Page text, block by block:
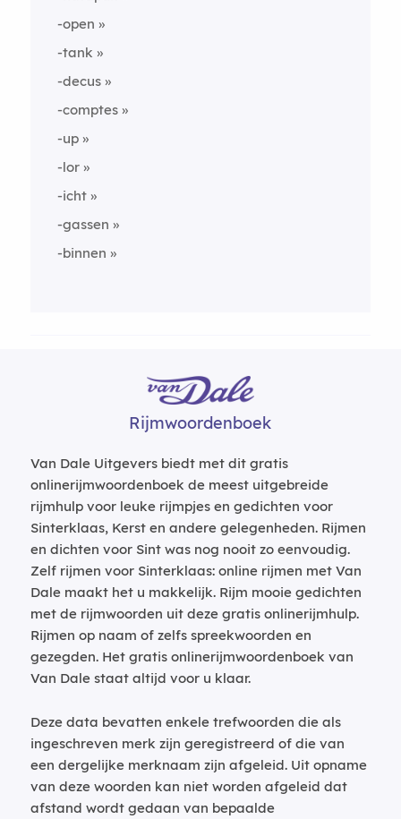
-open
-tank
-decus
-comptes
-up
-lor
-icht
-gassen
-binnen
Rijmwoordenboek
Van Dale Uitgevers biedt met dit gratis
onlinerijmwoordenboek de meest uitgebreide
rijmhulp voor leuke rijmpjes en gedichten voor
Sinterklaas, Kerst en andere gelegenheden. Rijmen
en dichten voor Sint was nog nooit zo eenvoudig.
Zelf rijmen voor Sinterklaas: online rijmen met Van
Dale maakt het u makkelijk. Rijm mooie gedichten
met de rijmwoorden uit deze gratis onlinerijmhulp.
Rijmen op naam of zelfs spreekwoorden en
gezegden. Het gratis onlinerijmwoordenboek van
Van Dale staat altijd voor u klaar.
Deze data bevatten enkele trefwoorden die als
ingeschreven merk zijn geregistreerd of die van
een dergelijke merknaam zijn afgeleid. Uit opname
van deze woorden kan niet worden afgeleid dat
afstand wordt gedaan van bepaalde